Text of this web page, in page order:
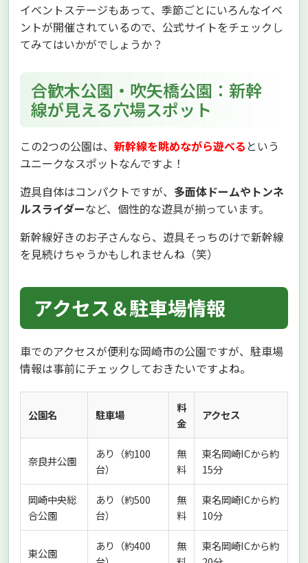
イベントステージもあって、季節ごとにいろんなイベ
ントが開催されているので、公式サイトをチェックし
てみてはいかがでしょうか？
合歓木公園・吹矢橋公園：新幹
線が見える穴場スポット
この2つの公園は、 新幹線を眺めながら遊べる という
ユニークなスポットなんですよ！
遊具自体はコンパクトですが、 多面体ドームやトンネ
ルスライダーなど、個性的な遊具が揃っています。
新幹線好きのお子さんなら、遊具そっちのけで新幹線
を見続けちゃうかもしれませんね（笑）
アクセス＆駐車場情報
車でのアクセスが便利な岡崎市の公園ですが、駐車場
情報は事前にチェックしておきたいですよね。
公園名 駐車場
料
金
アクセス
奈良井公園
あり（約100
台）
無
料
東名岡崎ICから約
15分
岡崎中央総
合公園
あり（約500
台）
無
料
東名岡崎ICから約
10分
東公園
あり（約400
無
東名岡崎ICから約